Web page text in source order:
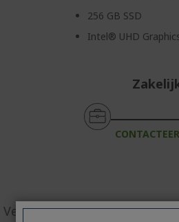
256 GB SSD
Intel® UHD
Verwante producten